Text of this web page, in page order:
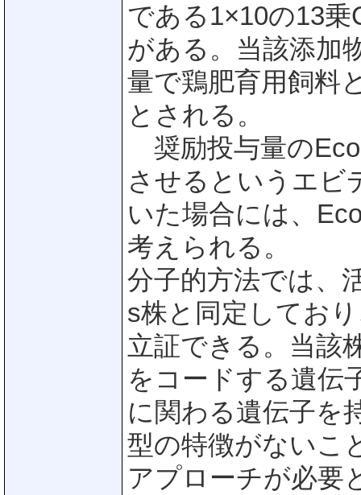
である1×10の13
がある。当該添加
量で鶏肥育用飼料
とされる。
奨励投与量の
させるというエビ
いた場合には、
考えられる。
分子的方法では、
s株と同定してお
立証できる。当該
をコードする遺伝
に関わる遺伝子を
型の特徴がないこ
アプローチが必要